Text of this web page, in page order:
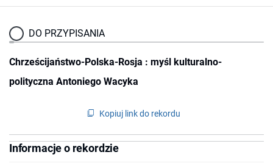
DO PRZYPISANIA
Chrześcijaństwo-Polska-Rosja : myśl kulturalno-
polityczna Antoniego Wacyka
Kopiuj link do rekordu
Informacje o rekordzie